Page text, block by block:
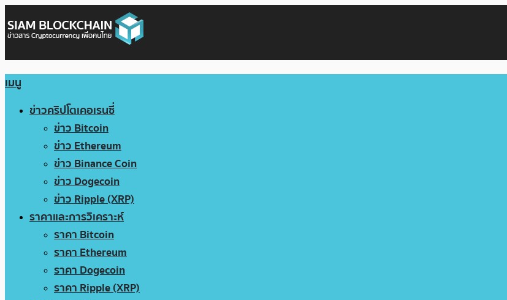
เมนู
ข่าวคริปโตเคอเรนซี่
ข่าว Bitcoin
ข่าว Ethereum
ข่าว Binance Coin
ข่าว Dogecoin
ข่าว Ripple (XRP)
ราคาและการวิเคราะห์
ราคา Bitcoin
ราคา Ethereum
ราคา Dogecoin
ราคา Ripple (XRP)